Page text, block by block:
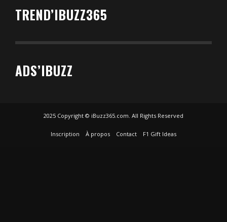
TREND’IBUZZ365
ADS’IBUZZ
2025 Copyright © iBuzz365.com. All Rights Reserved
Inscription À propos Contact F1 Gift Ideas